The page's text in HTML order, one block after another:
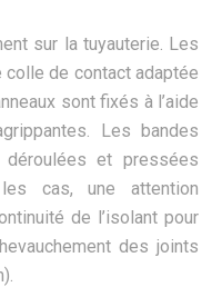
sur la tuyauterie. Les
de contact adaptée
sont fixés à l’aide
Les bandes
déroulées et pressées
cas, une attention
de l’isolant pour
des joints